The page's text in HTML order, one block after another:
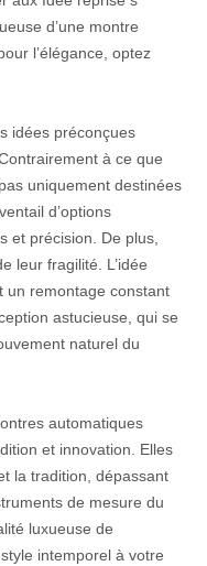
d’une montre
l’élégance, optez
idées préconçues
à ce que
uniquement destinées
d’options
et précision. De plus,
leur fragilité. L’idée
un remontage constant
astucieuse, qui se
naturel du
automatiques
et innovation. Elles
la tradition, dépassant
de mesure du
luxueuse de
intemporel à votre